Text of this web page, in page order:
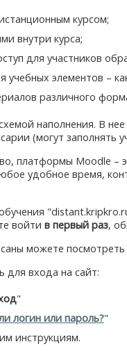
курсом;
внутри курса;
для участников
учебных элементов –
различного
наполнения. В
(могут
платформы Moodle –
удобное время,
войти в первый раз,
можете
для входа на сайт:
"
логин или пароль?"
инструкциям.